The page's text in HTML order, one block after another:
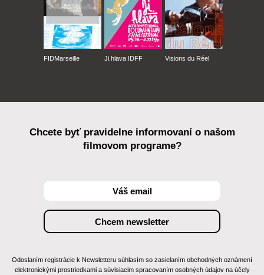
FIDMarseille Ji.hlava IDFF Visions du Réel
Chcete byť pravidelne informovaní o našom
filmovom programe?
Odoslaním registrácie k Newsletteru súhlasím so zasielaním obchodných oznámení
elektronickými prostriedkami a súvisiacim spracovaním osobných údajov na účely